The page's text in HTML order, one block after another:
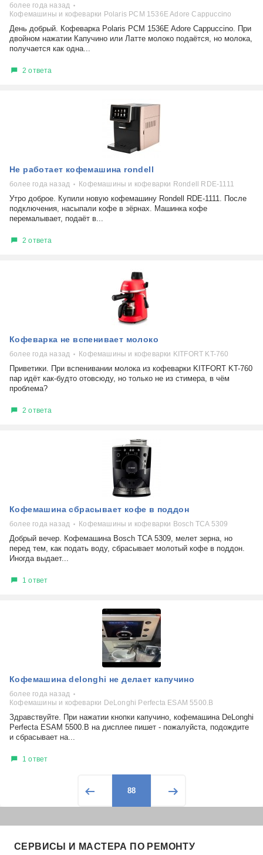
более года назад
Кофемашины и кофеварки Polaris PCM 1536E Adore Cappuccino
День добрый. Кофеварка Polaris PCM 1536E Adore Cappuccino. При
двойном нажатии Капучино или Латте молоко подаётся, но молока,
получается как одна...
2 ответа
Не работает кофемашина rondell
более года назад Кофемашины и кофеварки Rondell RDE-1111
Утро доброе. Купили новую кофемашину Rondell RDE-1111. После
подключения, насыпали кофе в зёрнах. Машинка кофе
перемалывает, подаёт в...
2 ответа
Кофеварка не вспенивает молоко
более года назад Кофемашины и кофеварки KITFORT KT-760
Приветики. При вспенивании молока из кофеварки KITFORT KT-760
пар идёт как-будто отовсюду, но только не из стимера, в чём
проблема?
2 ответа
Кофемашина сбрасывает кофе в поддон
более года назад Кофемашины и кофеварки Bosch TCA 5309
Добрый вечер. Кофемашина Bosch TCA 5309, мелет зерна, но
перед тем, как подать воду, сбрасывает молотый кофе в поддон.
Иногда выдает...
1 ответ
Кофемашина delonghi не делает капучино
более года назад
Кофемашины и кофеварки DeLonghi Perfecta ESAM 5500.B
Здравствуйте. При нажатии кнопки капучино, кофемашина DeLonghi
Perfecta ESAM 5500.B на дисплее пишет - пожалуйста, подождите
и сбрасывает на...
1 ответ
88
СЕРВИСЫ И МАСТЕРА ПО РЕМОНТУ